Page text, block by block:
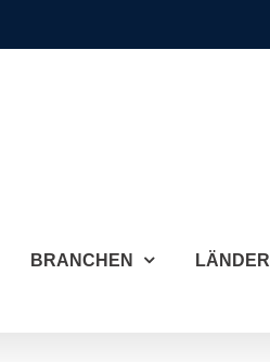
BRANCHEN LÄNDER